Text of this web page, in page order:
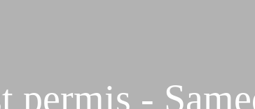
permis -